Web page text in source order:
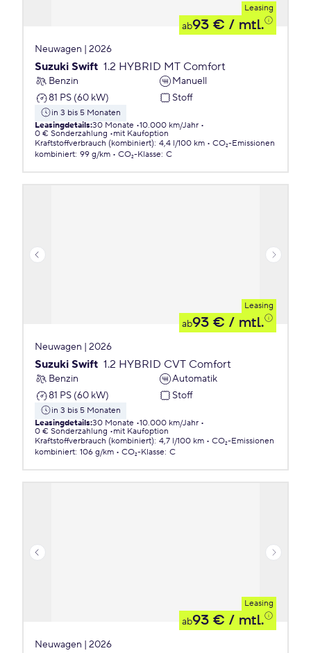
Leasing
ab93 € / mtl.
Neuwagen | 2026
Suzuki Swift 1.2 HYBRID MT Comfort
Benzin
Manuell
81 PS (60 kW)
Stoff
in 3 bis 5 Monaten
Leasingdetails:30 Monate 10.000 km/Jahr
0 € Sonderzahlung
mit Kaufoption
Kraftstoffverbrauch (kombiniert): 4,4 l/100 km
CO₂-Emissionen
kombiniert: 99 g/km CO₂-Klasse: C
Leasing
ab93 € / mtl.
Neuwagen | 2026
Suzuki Swift 1.2 HYBRID CVT Comfort
Benzin
Automatik
81 PS (60 kW)
Stoff
in 3 bis 5 Monaten
Leasingdetails:30 Monate 10.000 km/Jahr
0 € Sonderzahlung
mit Kaufoption
Kraftstoffverbrauch (kombiniert): 4,7 l/100 km
CO₂-Emissionen
kombiniert: 106 g/km CO₂-Klasse: C
Leasing
ab93 € / mtl.
Neuwagen | 2026